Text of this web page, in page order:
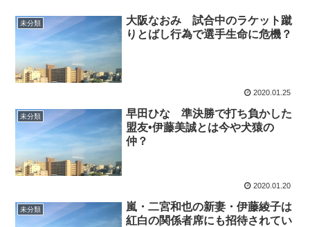
未分類
大阪なおみ 試合中のラケット蹴
りとばし行為で選手生命に危機？
2020.01.25
未分類
早田ひな 準決勝で打ち負かした
盟友•伊藤美誠とは今や犬猿の
仲？
2020.01.20
未分類
嵐・二宮和也の新妻・伊藤綾子は
紅白の関係者席にも招待されてい